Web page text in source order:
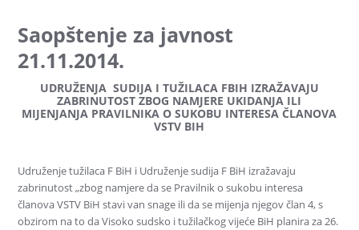
Saopštenje za javnost
21.11.2014.
UDRUŽENJA SUDIJA I TUŽILACA FBIH IZRAŽAVAJU
ZABRINUTOST ZBOG NAMJERE UKIDANJA ILI
MIJENJANJA PRAVILNIKA O SUKOBU INTERESA ČLANOVA
VSTV BIH
Udruženje tužilaca F BiH i Udruženje sudija F BiH izražavaju
zabrinutost „zbog namjere da se Pravilnik o sukobu interesa
članova VSTV BiH stavi van snage ili da se mijenja njegov član 4, s
obzirom na to da Visoko sudsko i tužilačkog vijeće BiH planira za 26.